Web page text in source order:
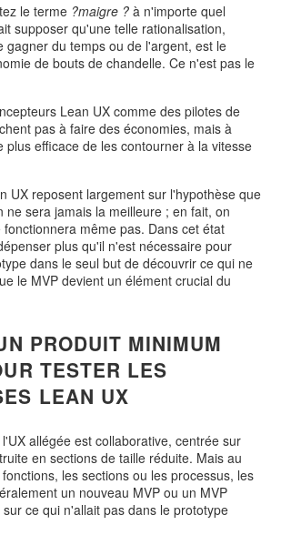
le terme ?maigre ? à n'importe quel
supposer qu'une telle rationalisation,
gagner du temps ou de l'argent, est le
de bouts de chandelle. Ce n'est pas le
Lean UX comme des pilotes de
pas à faire des économies, mais à
plus efficace de les contourner à la vitesse
UX reposent largement sur l'hypothèse que
ne sera jamais la meilleure ; en fait, on
même pas. Dans cet état
plus qu'il n'est nécessaire pour
dans le seul but de découvrir ce qui ne
le MVP devient un élément crucial du
PRODUIT MINIMUM
TESTER LES
LEAN UX
allégée est collaborative, centrée sur
en sections de taille réduite. Mais au
les sections ou les processus, les
un nouveau MVP ou un MVP
ce qui n'allait pas dans le prototype